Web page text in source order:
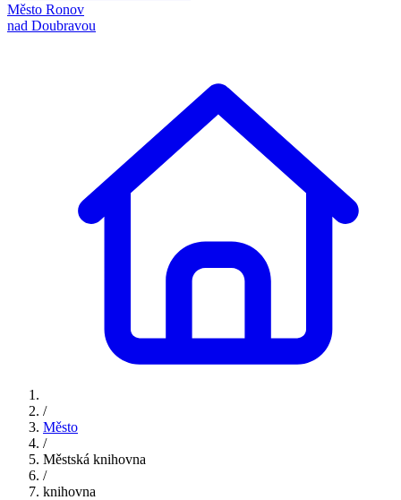
Město Ronov
nad Doubravou
/
Město
/
Městská knihovna
/
knihovna